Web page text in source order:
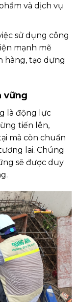
và dịch vụ
sử dụng công
mạnh mẽ
hàng, tạo dựng
vững
là động lực
tiến lên,
mà còn chuẩn
lai. Chúng
sẽ được duy